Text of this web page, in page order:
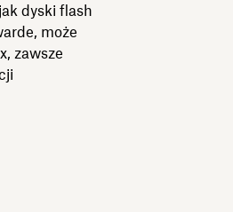
dyski flash
może
zawsze